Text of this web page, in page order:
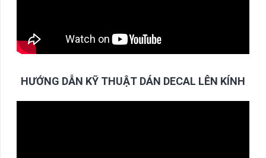
HƯỚNG DẪN KỸ THUẬT DÁN DECAL LÊN KÍNH